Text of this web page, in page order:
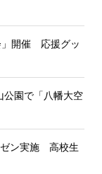
」開催 応援グッ
公園で「八幡大空
ゼン実施 高校生